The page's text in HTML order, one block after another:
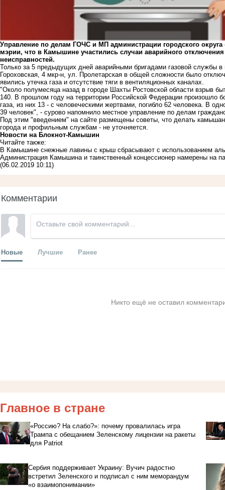
Управление по делам ГОЧС и МП администрации городского
мэрии, что в Камышине участились случаи аварийного
неисправностей.
Только за 5 предыдущих дней аварийными бригадами газовой службы
Гороховская, 4 мкр-н, ул. Пролетарская в общей сложности было
явились утечка газа и отсутствие тяги в вентиляционных каналах.
"Около полумесяца назад в городе Шахты Ростовской области взрыв
140. В прошлом году на территории Российской Федерации произошло
газа, из них 13 - с человеческими жертвами, погибло 62 человека. В
39 человек", - сурово напомнило местное управление по делам
Под этим "введением" на сайте размещены советы, что делать
города и профильным службам - не уточняется.
Новости на Блoкнoт-Камышин
Читайте также:
В Камышине снежные лавины с крыш сбрасывают с использованием
Администрация Камышина и таинственный концессионер намерены на
(06.02.2019 10:11)
Комментарии
Новые Лучшие Ранее
Никто ещё не оставил
Главное в стране
«Россию? На слабо?»: почему провалилась игра
Трампа с обещанием Зеленскому лицензии на ракеты
для Patriot
Сербия поддерживает Украину: Вучич радостно
встретил Зеленского и подписал с ним меморандум
«о взаимопонимании»